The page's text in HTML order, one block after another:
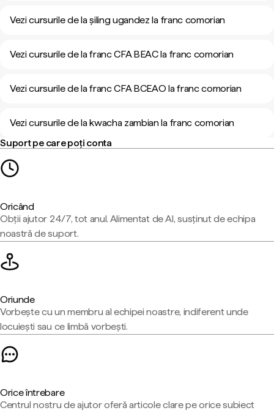
Vezi cursurile de la șiling ugandez la franc comorian
Vezi cursurile de la franc CFA BEAC la franc comorian
Vezi cursurile de la franc CFA BCEAO la franc comorian
Vezi cursurile de la kwacha zambian la franc comorian
Suport pe care poți conta
Oricând
Obții ajutor 24/7, tot anul. Alimentat de AI, susținut de echipa
noastră de suport.
Oriunde
Vorbește cu un membru al echipei noastre, indiferent unde
locuiești sau ce limbă vorbești.
Orice întrebare
Centrul nostru de ajutor oferă articole clare pe orice subiect